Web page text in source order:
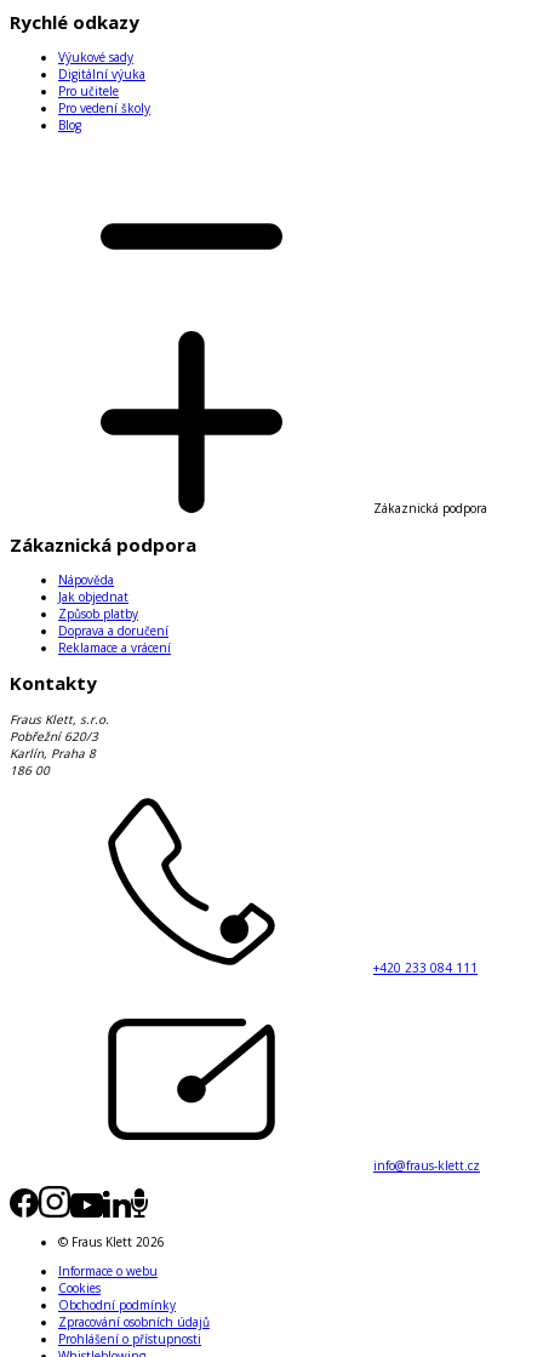
Rychlé odkazy
Výukové sady
Digitální výuka
Pro učitele
Pro vedení školy
Blog
Zákaznická podpora
Zákaznická podpora
Nápověda
Jak objednat
Způsob platby
Doprava a doručení
Reklamace a vrácení
Kontakty
Fraus Klett, s.r.o.
Pobřežní 620/3
Karlín, Praha 8
186 00
+420 233 084 111
info@fraus-klett.cz
© Fraus Klett 2026
Informace o webu
Cookies
Obchodní podmínky
Zpracování osobních údajů
Prohlášení o přístupnosti